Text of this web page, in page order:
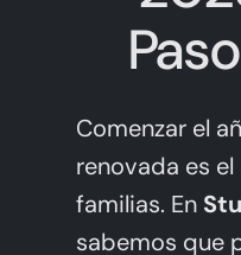
Comenzar el
renovada es
familias. En
sabemos que